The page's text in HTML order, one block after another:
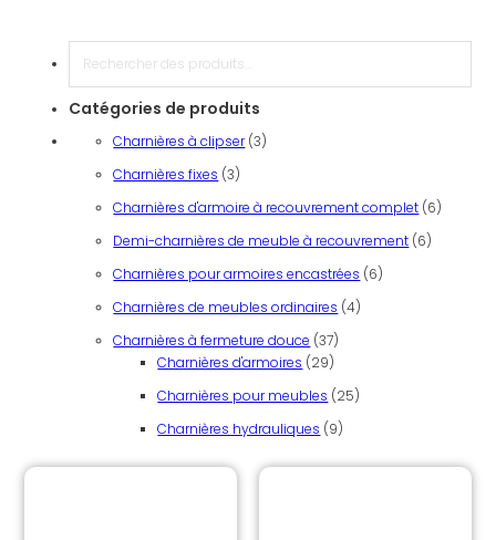
Catégories de produits
Charnières à clipser 33 produits
Charnières fixes 33 produits
Charnières d'armoire à recouvrement complet 66
Demi-charnières de meuble à recouvrement 66 produits
Charnières pour armoires encastrées 66 produits
Charnières de meubles ordinaires 44 produits
Charnières à fermeture douce 3737 produits
Charnières d'armoires 2929 produits
Charnières pour meubles 2525 produits
Charnières hydrauliques 99 produits